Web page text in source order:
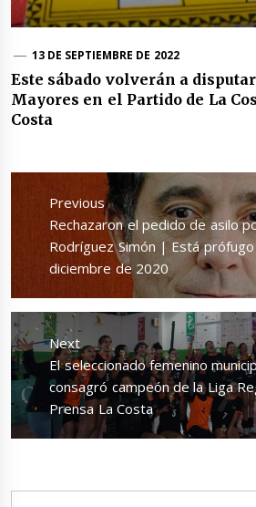
13 DE SEPTIEMBRE DE 2022
Este sábado volverán a
Mayores en el Partido de La
Costa
Navegación
entradas
Previous
Previous
post:
Rechazaron el pedido de asilo
Rodríguez Simón | Está
diciembre de 2020
Next
Next
post:
El seleccionado femenino
consagró campeón de la Liga
Prensa La Costa